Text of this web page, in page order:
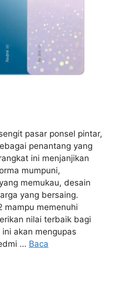
pasar ponsel pintar,
penantang yang
ini menjanjikan
mumpuni,
memukau, desain
yang bersaing.
mampu memenuhi
nilai terbaik bagi
akan mengupas
… Baca